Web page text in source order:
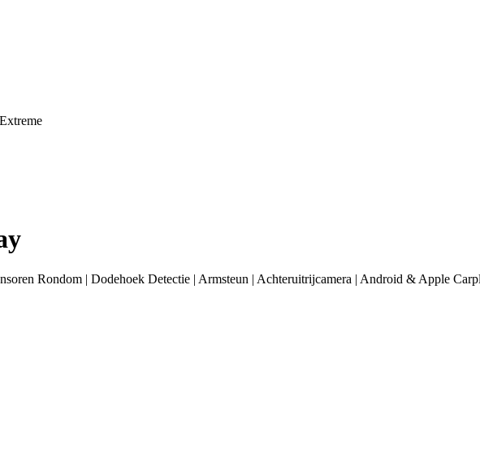
Rondom | Dodehoek Detectie | Armsteun | Achteruitrijcamera | Android & Apple